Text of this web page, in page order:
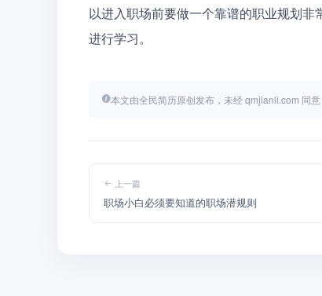
以进入职场前要做一个靠谱的职业规划
进行学习。
本文由全民简历原创发布，未经 qmjianli.com 同意
上一篇
职场小白必须要知道的职场潜规则